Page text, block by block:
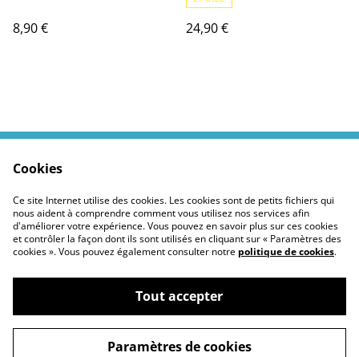
8,90 € 24,90 €
Politiques Site
Confidentialité des
cookies
©2026Moustickat Cie
Cookies
Ce site Internet utilise des cookies. Les cookies sont de petits fichiers qui
nous aident à comprendre comment vous utilisez nos services afin
d'améliorer votre expérience. Vous pouvez en savoir plus sur ces cookies
et contrôler la façon dont ils sont utilisés en cliquant sur « Paramètres des
cookies ». Vous pouvez également consulter notre politique de cookies.
Tout accepter
Paramètres de cookies